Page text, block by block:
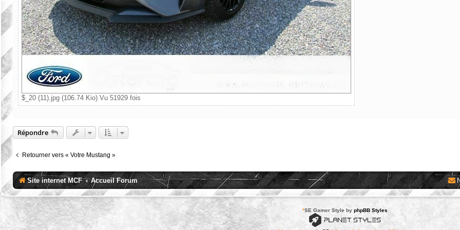
$_20 (11).jpg (106.74 Kio) Vu 51929 fois
Répondre
Retourner vers « Votre Mustang »
Site internet MCF Accueil Forum
*SE Gamer Style by phpBB Styles